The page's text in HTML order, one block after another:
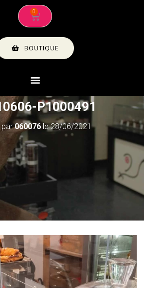
BOUTIQUE
P1000491
par060076le28/06/2021